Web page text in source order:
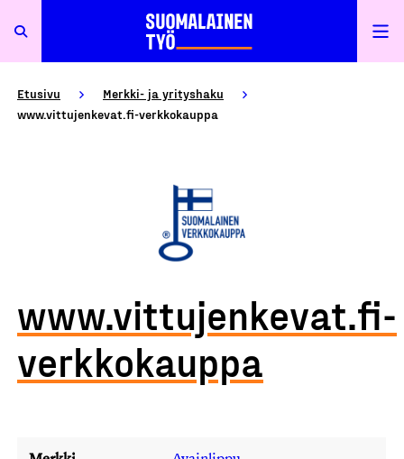
Etusivu
Merkki- ja yrityshaku
www.vittujenkevat.fi-verkkokauppa
www.vittujenkevat.fi-
verkkokauppa